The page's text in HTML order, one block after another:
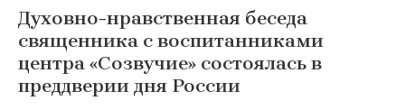
Духовно-нравственная беседа
священника с воспитанниками
центра «Созвучие» состоялась в
преддверии дня России